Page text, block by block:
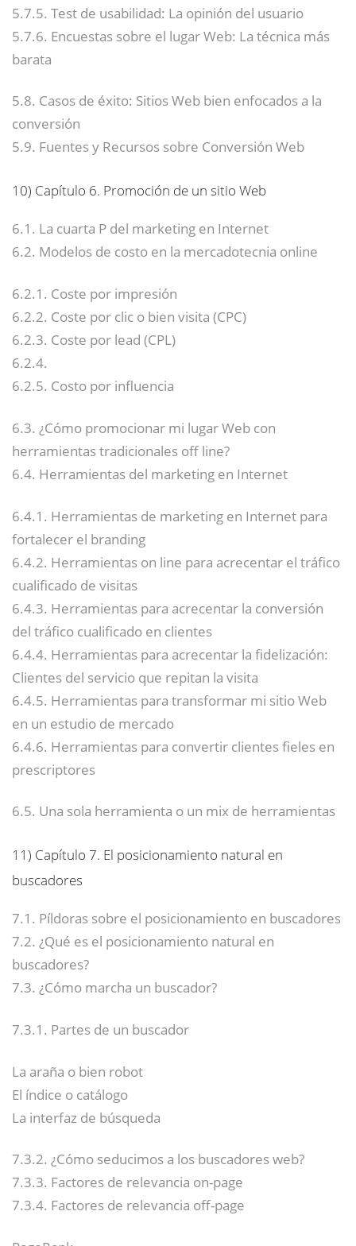
5.7.5. Test de usabilidad: La opinión del usuario
5.7.6. Encuestas sobre el lugar Web: La técnica más
barata
5.8. Casos de éxito: Sitios Web bien enfocados a la
conversión
5.9. Fuentes y Recursos sobre Conversión Web
10) Capítulo 6. Promoción de un sitio Web
6.1. La cuarta P del marketing en Internet
6.2. Modelos de costo en la mercadotecnia online
6.2.1. Coste por impresión
6.2.2. Coste por clic o bien visita (CPC)
6.2.3. Coste por lead (CPL)
6.2.4.
6.2.5. Costo por influencia
6.3. ¿Cómo promocionar mi lugar Web con
herramientas tradicionales off line?
6.4. Herramientas del marketing en Internet
6.4.1. Herramientas de marketing en Internet para
fortalecer el branding
6.4.2. Herramientas on line para acrecentar el tráfico
cualificado de visitas
6.4.3. Herramientas para acrecentar la conversión
del tráfico cualificado en clientes
6.4.4. Herramientas para acrecentar la fidelización:
Clientes del servicio que repitan la visita
6.4.5. Herramientas para transformar mi sitio Web
en un estudio de mercado
6.4.6. Herramientas para convertir clientes fieles en
prescriptores
6.5. Una sola herramienta o un mix de herramientas
11) Capítulo 7. El posicionamiento natural en
buscadores
7.1. Píldoras sobre el posicionamiento en buscadores
7.2. ¿Qué es el posicionamiento natural en
buscadores?
7.3. ¿Cómo marcha un buscador?
7.3.1. Partes de un buscador
La araña o bien robot
El índice o catálogo
La interfaz de búsqueda
7.3.2. ¿Cómo seducimos a los buscadores web?
7.3.3. Factores de relevancia on-page
7.3.4. Factores de relevancia off-page